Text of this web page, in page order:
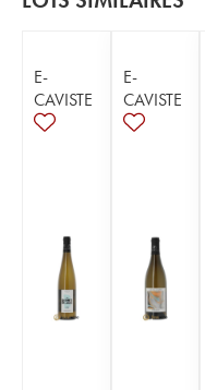
E-
CAVISTE
E-
CAVISTE